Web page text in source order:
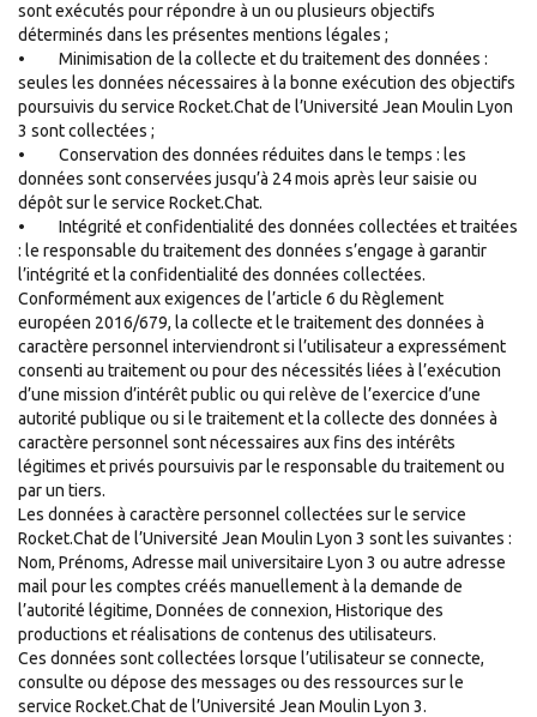
sont exécutés pour répondre à un ou plusieurs objectifs
déterminés dans les présentes mentions légales ;
• Minimisation de la collecte et du traitement des données :
seules les données nécessaires à la bonne exécution des objectifs
poursuivis du service Rocket.Chat de l’Université Jean Moulin Lyon
3 sont collectées ;
• Conservation des données réduites dans le temps : les
données sont conservées jusqu’à 24 mois après leur saisie ou
dépôt sur le service Rocket.Chat.
• Intégrité et confidentialité des données collectées et traitées
: le responsable du traitement des données s’engage à garantir
l’intégrité et la confidentialité des données collectées.
Conformément aux exigences de l’article 6 du Règlement
européen 2016/679, la collecte et le traitement des données à
caractère personnel interviendront si l’utilisateur a expressément
consenti au traitement ou pour des nécessités liées à l’exécution
d’une mission d’intérêt public ou qui relève de l’exercice d’une
autorité publique ou si le traitement et la collecte des données à
caractère personnel sont nécessaires aux fins des intérêts
légitimes et privés poursuivis par le responsable du traitement ou
par un tiers.
Les données à caractère personnel collectées sur le service
Rocket.Chat de l’Université Jean Moulin Lyon 3 sont les suivantes :
Nom, Prénoms, Adresse mail universitaire Lyon 3 ou autre adresse
mail pour les comptes créés manuellement à la demande de
l’autorité légitime, Données de connexion, Historique des
productions et réalisations de contenus des utilisateurs.
Ces données sont collectées lorsque l’utilisateur se connecte,
consulte ou dépose des messages ou des ressources sur le
service Rocket.Chat de l’Université Jean Moulin Lyon 3.